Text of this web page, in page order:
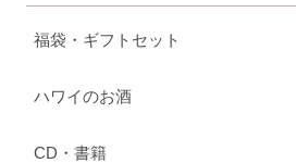
福袋・ギフトセット
ハワイのお酒
CD・書籍